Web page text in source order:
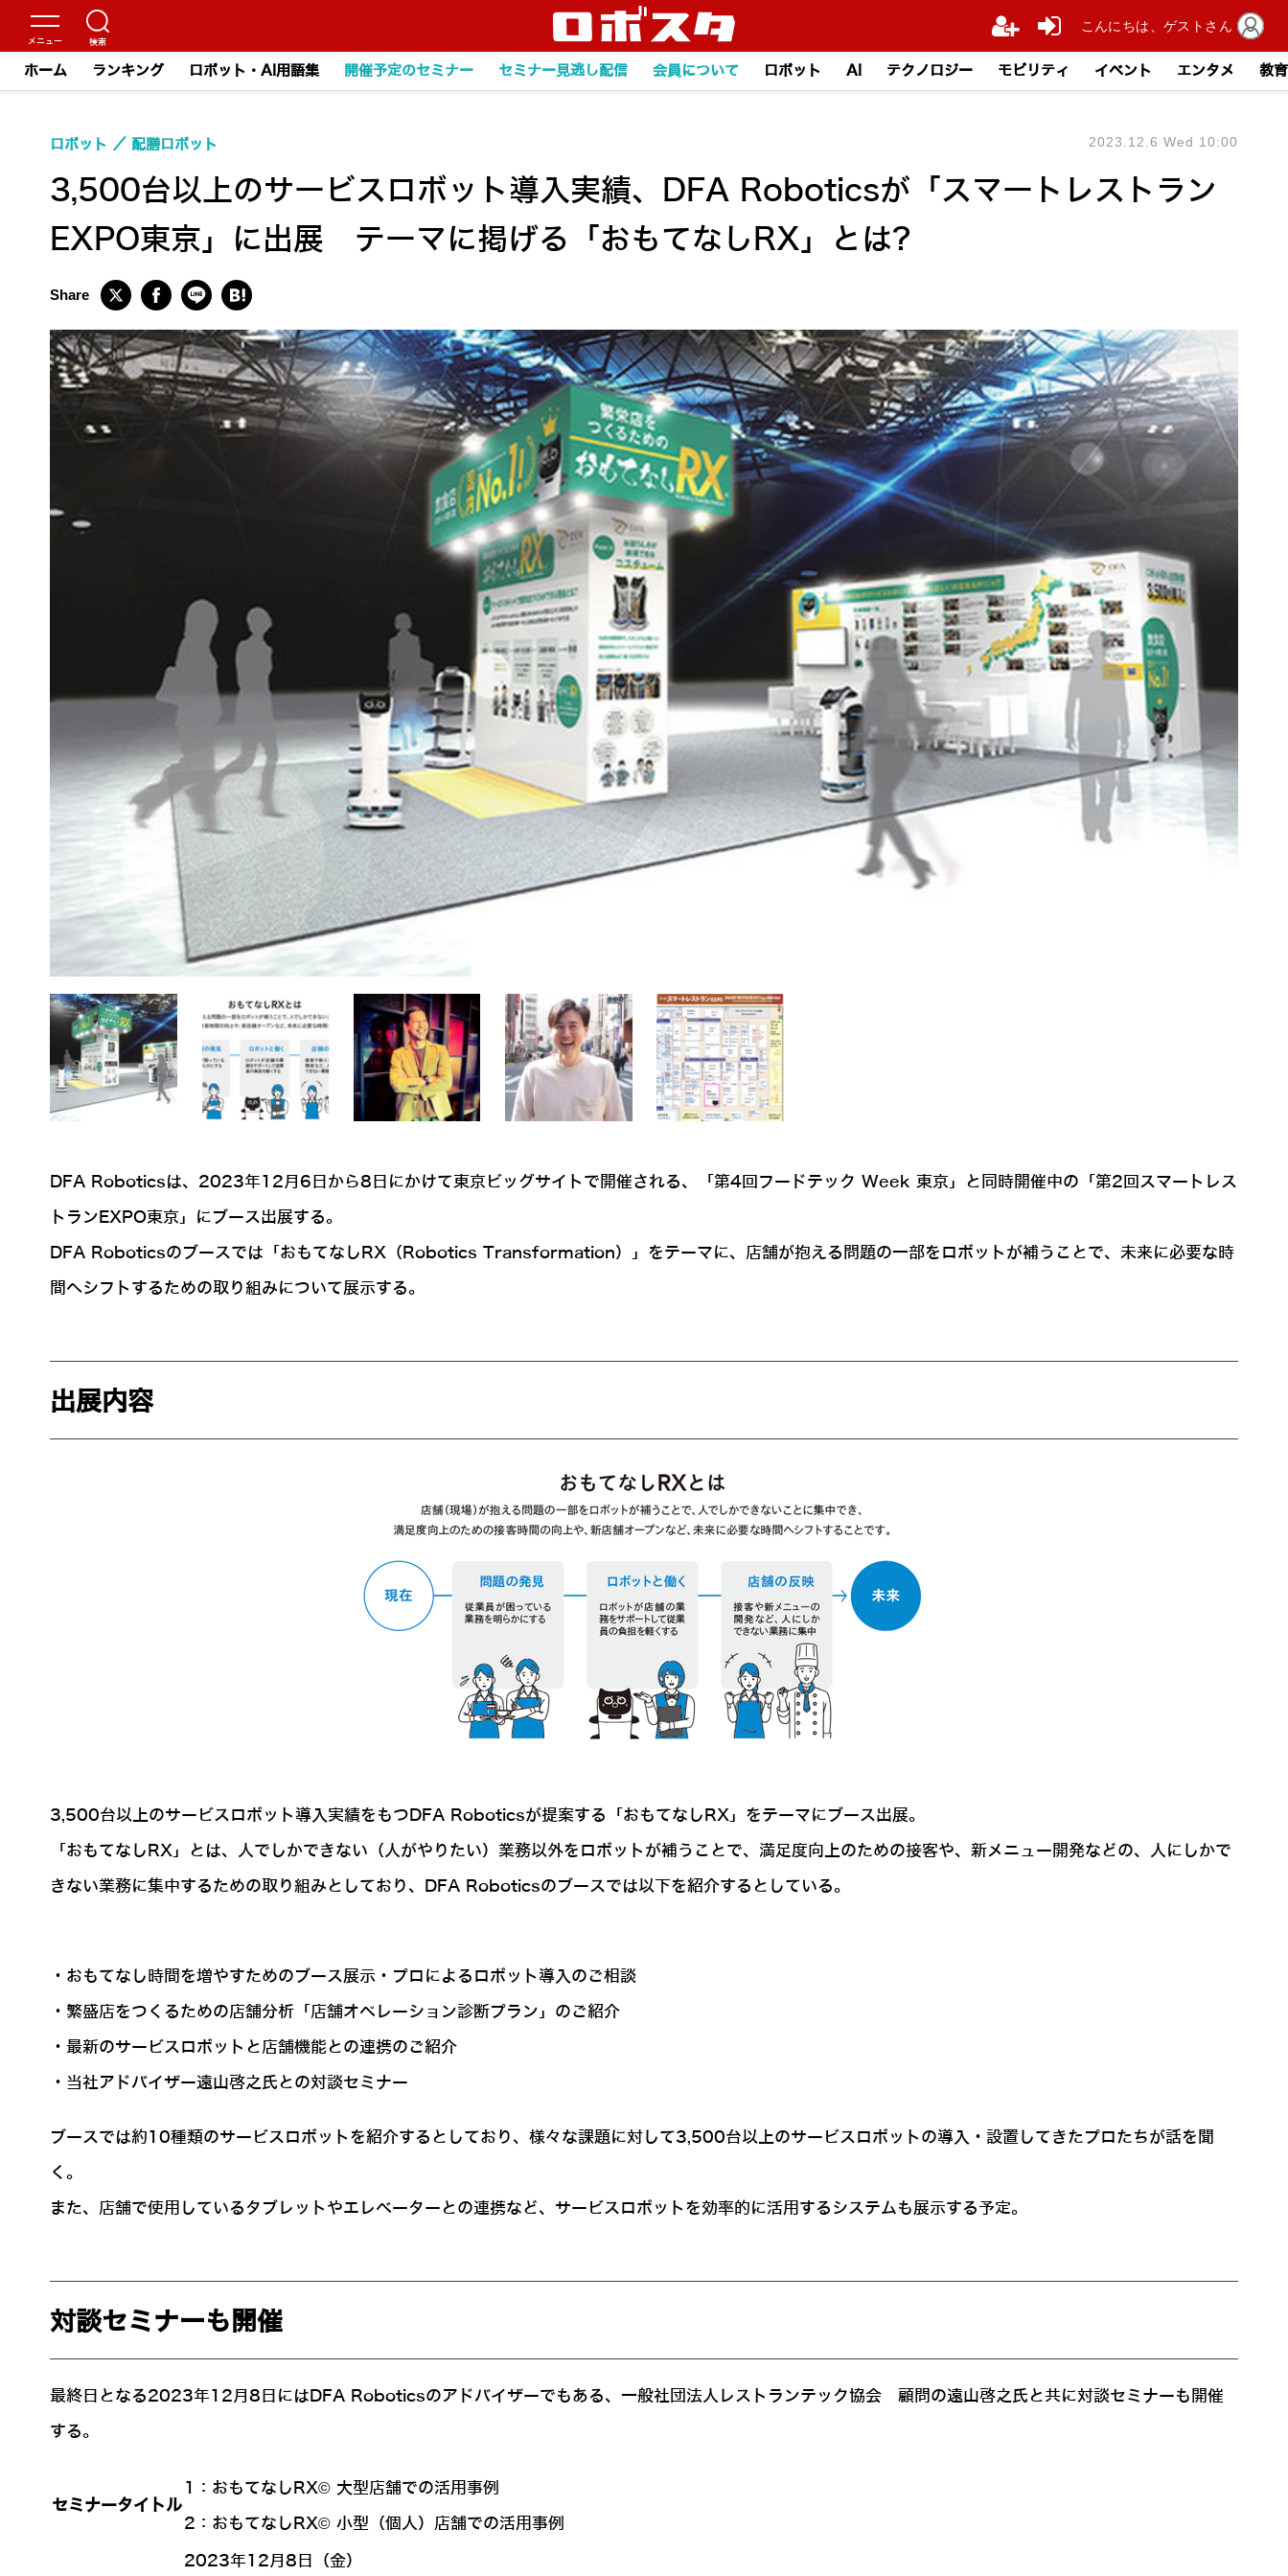
ホーム ランキング ロボット・AI用語集 開催予定のセミナー セミナー見逃し配信 会員について ロボット AI テクノロジー モビリティ イベント エンタメ 教育
3,500台以上のサービスロボット導入実績、DFA Roboticsが「スマートレストラン
EXPO東京」に出展 テーマに掲げる「おもてなしRX」とは?
ロボット 配膳ロボット 2023.12.6 Wed 10:00
DFA Roboticsは、2023年12月6日から8日にかけて東京ビッグサイトで開催される、「第4回フードテック Week 東京」と同時開催中の「第2回スマートレス
トランEXPO東京」にブース出展する。
DFA Roboticsのブースでは「おもてなしRX（Robotics Transformation）」をテーマに、店舗が抱える問題の一部をロボットが補うことで、未来に必要な時
間へシフトするための取り組みについて展示する。
出展内容
3,500台以上のサービスロボット導入実績をもつDFA Roboticsが提案する「おもてなしRX」をテーマにブース出展。
「おもてなしRX」とは、人でしかできない（人がやりたい）業務以外をロボットが補うことで、満足度向上のための接客や、新メニュー開発などの、人にしかで
きない業務に集中するための取り組みとしており、DFA Roboticsのブースでは以下を紹介するとしている。
・おもてなし時間を増やすためのブース展示・プロによるロボット導入のご相談
・繁盛店をつくるための店舗分析「店舗オペレーション診断プラン」のご紹介
・最新のサービスロボットと店舗機能との連携のご紹介
・当社アドバイザー遠山啓之氏との対談セミナー
ブースでは約10種類のサービスロボットを紹介するとしており、様々な課題に対して3,500台以上のサービスロボットの導入・設置してきたプロたちが話を聞
く。
また、店舗で使用しているタブレットやエレベーターとの連携など、サービスロボットを効率的に活用するシステムも展示する予定。
対談セミナーも開催
最終日となる2023年12月8日にはDFA Roboticsのアドバイザーでもある、一般社団法人レストランテック協会 顧問の遠山啓之氏と共に対談セミナーも開催
する。
セミナータイトル
1：おもてなしRX© 大型店舗での活用事例
2：おもてなしRX© 小型（個人）店舗での活用事例
2023年12月8日（金）
こんにちは、ゲストさん